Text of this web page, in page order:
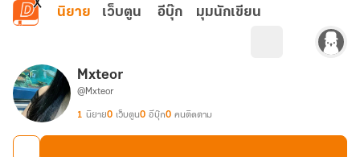
ข้ามไปยังเนื้อหาหลัก
นิยาย เว็บตูน อีบุ๊ก มุมนักเขียน
Mxteor
@Mxteor
1 นิยาย0 เว็บตูน0 อีบุ๊ก0 คนติดตาม